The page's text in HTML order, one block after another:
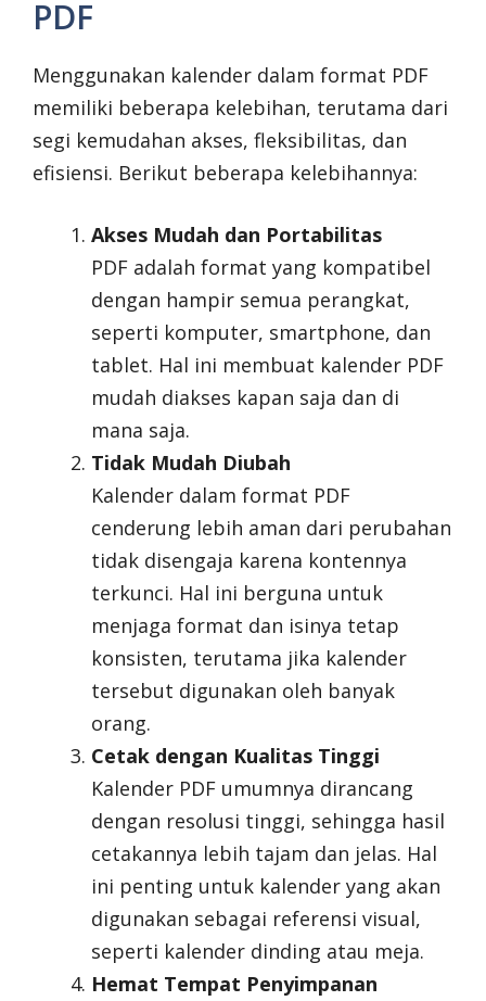
PDF
Menggunakan kalender dalam format PDF
memiliki beberapa kelebihan, terutama dari
segi kemudahan akses, fleksibilitas, dan
efisiensi. Berikut beberapa kelebihannya:
Akses Mudah dan Portabilitas
PDF adalah format yang kompatibel
dengan hampir semua perangkat,
seperti komputer, smartphone, dan
tablet. Hal ini membuat kalender PDF
mudah diakses kapan saja dan di
mana saja.
Tidak Mudah Diubah
Kalender dalam format PDF
cenderung lebih aman dari perubahan
tidak disengaja karena kontennya
terkunci. Hal ini berguna untuk
menjaga format dan isinya tetap
konsisten, terutama jika kalender
tersebut digunakan oleh banyak
orang.
Cetak dengan Kualitas Tinggi
Kalender PDF umumnya dirancang
dengan resolusi tinggi, sehingga hasil
cetakannya lebih tajam dan jelas. Hal
ini penting untuk kalender yang akan
digunakan sebagai referensi visual,
seperti kalender dinding atau meja.
Hemat Tempat Penyimpanan